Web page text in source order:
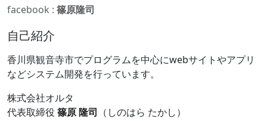
facebook : 篠原隆司
自己紹介
香川県観音寺市でプログラムを中心にwebサイトやアプリ
などシステム開発を行っています。
株式会社オルタ
代表取締役 篠原 隆司 （しのはら たかし）